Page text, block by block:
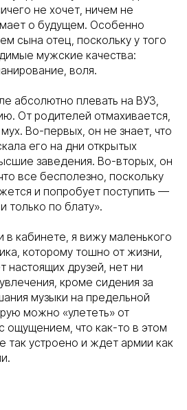
не хочет, ничем не
о будущем. Особенно
сына отец, поскольку у того
мужские качества:
воля.
абсолютно плевать на ВУЗ,
От родителей отмахивается,
Во-первых, он не знает, что
его на дни открытых
заведения. Во-вторых, он
все бесполезно, поскольку
и попробует поступить —
только по блату».
в кабинете, я вижу маленького
которому тошно от жизни,
настоящих друзей, нет ни
кроме сидения за
музыки на предельной
можно «улететь» от
ощущением, что как-то в этом
так устроено и ждет армии как